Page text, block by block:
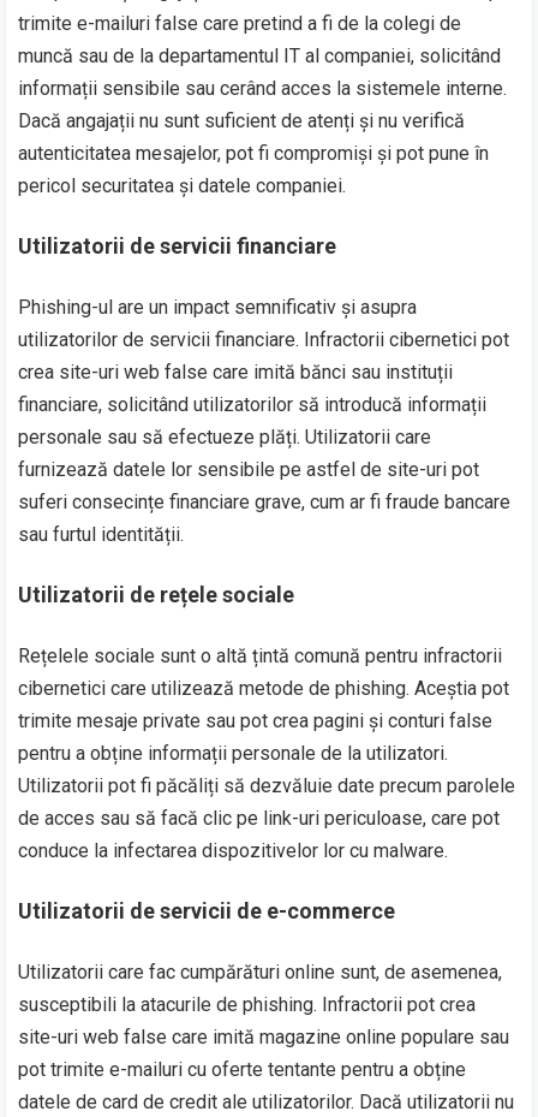
trimite e-mailuri false care pretind a fi de la colegi de
muncă sau de la departamentul IT al companiei, solicitând
informații sensibile sau cerând acces la sistemele interne.
Dacă angajații nu sunt suficient de atenți și nu verifică
autenticitatea mesajelor, pot fi compromiși și pot pune în
pericol securitatea și datele companiei.
Utilizatorii de servicii financiare
Phishing-ul are un impact semnificativ și asupra
utilizatorilor de servicii financiare. Infractorii cibernetici pot
crea site-uri web false care imită bănci sau instituții
financiare, solicitând utilizatorilor să introducă informații
personale sau să efectueze plăți. Utilizatorii care
furnizează datele lor sensibile pe astfel de site-uri pot
suferi consecințe financiare grave, cum ar fi fraude bancare
sau furtul identității.
Utilizatorii de rețele sociale
Rețelele sociale sunt o altă țintă comună pentru infractorii
cibernetici care utilizează metode de phishing. Aceștia pot
trimite mesaje private sau pot crea pagini și conturi false
pentru a obține informații personale de la utilizatori.
Utilizatorii pot fi păcăliți să dezvăluie date precum parolele
de acces sau să facă clic pe link-uri periculoase, care pot
conduce la infectarea dispozitivelor lor cu malware.
Utilizatorii de servicii de e-commerce
Utilizatorii care fac cumpărături online sunt, de asemenea,
susceptibili la atacurile de phishing. Infractorii pot crea
site-uri web false care imită magazine online populare sau
pot trimite e-mailuri cu oferte tentante pentru a obține
datele de card de credit ale utilizatorilor. Dacă utilizatorii nu